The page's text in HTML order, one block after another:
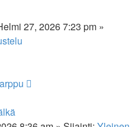
27, 2026 7:23 pm »